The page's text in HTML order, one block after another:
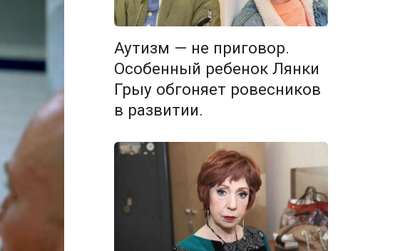
Аутизм — не приговор.
Особенный ребенок Лянки
Грыу обгоняет ровесников
в развитии.